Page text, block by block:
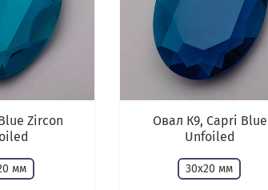
Zircon
мм
Овал К9, Capri Blue
Unfoiled
30х20 мм